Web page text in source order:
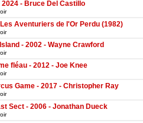
2024 - Bruce Del Castillo
Aventuriers de l'Or Perdu (1982)
- 2002 - Wayne Crawford
fléau - 2012 - Joe Knee
Game - 2017 - Christopher Ray
Sect - 2006 - Jonathan Dueck